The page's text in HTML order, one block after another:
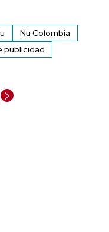
Nu Colombia
publicidad